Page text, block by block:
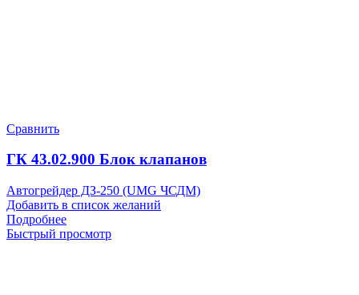
Сравнить
ГК 43.02.900 Блок клапанов
Автогрейдер ДЗ-250 (UMG ЧСДМ)
Добавить в список желаний
Подробнее
Быстрый просмотр